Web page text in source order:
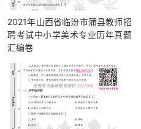
2021年山西省临汾市蒲县教师招
聘考试中小学美术专业历年真题
汇编卷